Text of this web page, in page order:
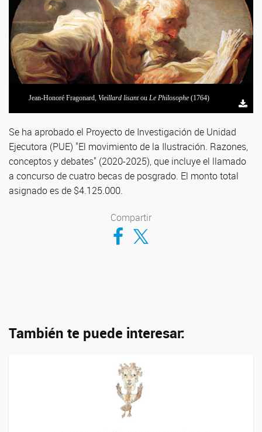
Jean-Honoré Fragonard, Vieillard lisantou Le Philosophe (1764)
Se ha aprobado el Proyecto de Investigación de Unidad
Ejecutora (PUE) "El movimiento de la Ilustración. Razones,
conceptos y debates" (2020-2025), que incluye el llamado
a concurso de cuatro becas de posgrado. El monto total
asignado es de $4.125.000.
Compartir
Compartir en Facebook
Compartir en Twitter
También te puede interesar: